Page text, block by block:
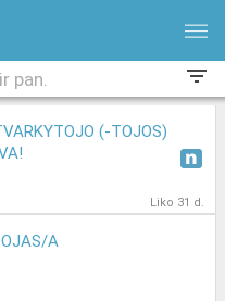
bars
filter_list
(-TOJOS)
Liko 31 d.
A